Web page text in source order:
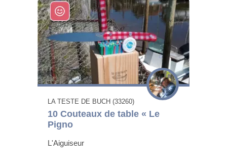
LA TESTE DE BUCH (33260)
10 Couteaux de table « Le
Pigno
L'Aiguiseur